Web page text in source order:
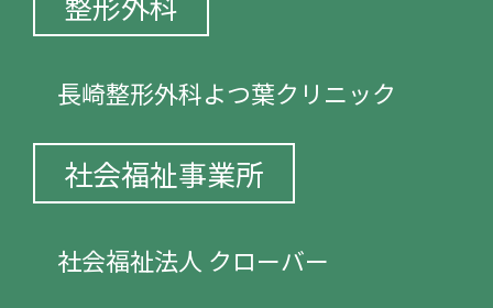
長崎整形外科よつ葉クリニック
社会福祉事業所
社会福祉法人 クローバー